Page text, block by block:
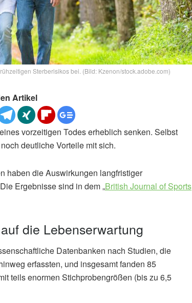
Sterberisikos bei. (Bild: Kzenon/stock.adobe.com)
Artikel
vorzeitigen Todes erheblich senken. Selbst
deutliche Vorteile mit sich.
haben die Auswirkungen langfristiger
Ergebnisse sind in dem „British Journal of Sports
die Lebenserwartung
Datenbanken nach Studien, die
erfassten, und insgesamt fanden 85
teils enormen Stichprobengrößen (bis zu 6,5